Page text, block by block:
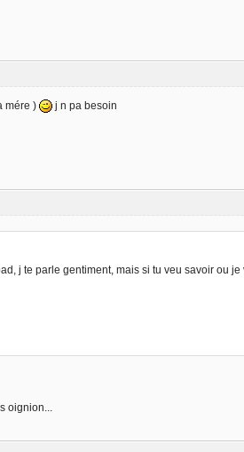
mére )
j n pa besoin
j te parle gentiment, mais si tu veu savoir ou
oignion...